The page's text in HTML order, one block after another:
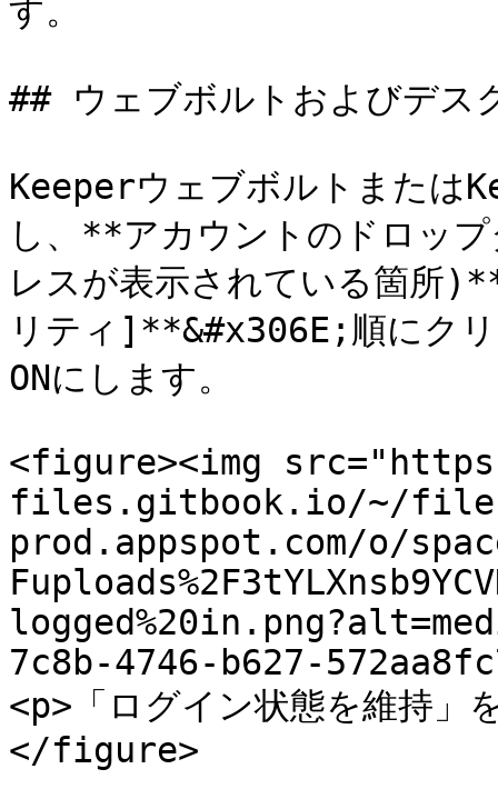
す。
## ウェブボルトおよびデス
Keeperウェブボルトまたは
し、**アカウントのドロッ
レスが表示されている
リティ]**&#x306E;順にク
ONにします。
<figure><img
files.gitbook.io/~/
prod.appspot.com/o/
7c8b-4746-b627-
<p>「ログイン状態を維持
</figure>